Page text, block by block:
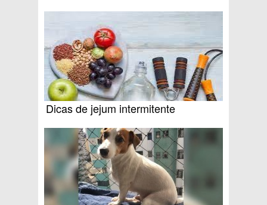
Dicas de jejum intermitente